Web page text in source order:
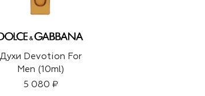
Духи Devotion For
Men (10ml)
5 080 ₽